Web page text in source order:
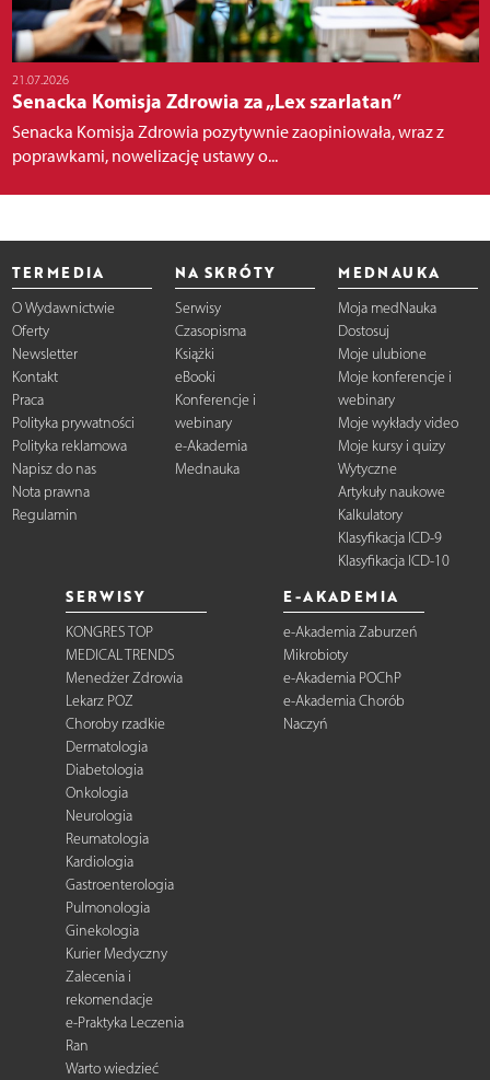
21.07.2026
Senacka Komisja Zdrowia za „Lex szarlatan”
Senacka Komisja Zdrowia pozytywnie zaopiniowała, wraz z
poprawkami, nowelizację ustawy o...
TERMEDIA
O Wydawnictwie
Oferty
Newsletter
Kontakt
Praca
Polityka prywatności
Polityka reklamowa
Napisz do nas
Nota prawna
Regulamin
NA SKRÓTY
Serwisy
Czasopisma
Książki
eBooki
Konferencje i
webinary
e-Akademia
Mednauka
MEDNAUKA
Moja medNauka
Dostosuj
Moje ulubione
Moje konferencje i
webinary
Moje wykłady video
Moje kursy i quizy
Wytyczne
Artykuły naukowe
Kalkulatory
Klasyfikacja ICD-9
Klasyfikacja ICD-10
SERWISY
KONGRES TOP
MEDICAL TRENDS
Menedżer Zdrowia
Lekarz POZ
Choroby rzadkie
Dermatologia
Diabetologia
Onkologia
Neurologia
Reumatologia
Kardiologia
Gastroenterologia
Pulmonologia
Ginekologia
Kurier Medyczny
Zalecenia i
rekomendacje
e-Praktyka Leczenia
Ran
Warto wiedzieć
E-AKADEMIA
e-Akademia Zaburzeń
Mikrobioty
e-Akademia POChP
e-Akademia Chorób
Naczyń